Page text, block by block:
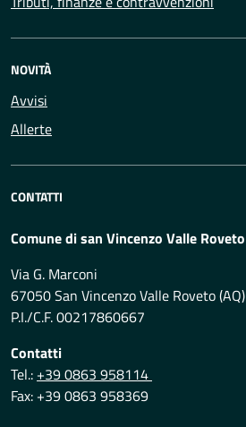
NOVITÀ
Avvisi
Allerte
CONTATTI
Comune di san Vincenzo Valle Roveto
Via G. Marconi
67050 San Vincenzo Valle Roveto (AQ)
P.I./C.F. 00217860667
Contatti
Tel.: +39 0863 958114
Fax: +39 0863 958369